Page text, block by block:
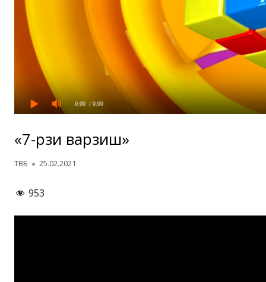
0:00 / 0:00
«7-рӯзи варзиш»
Автор
ТВБ Опубликовано
25.02.2021
953